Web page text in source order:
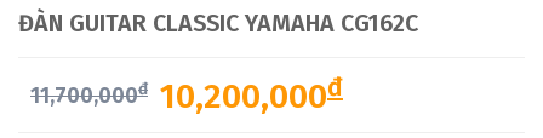
ĐÀN GUITAR CLASSIC YAMAHA CG162C
11,700,000đ 10,200,000đ